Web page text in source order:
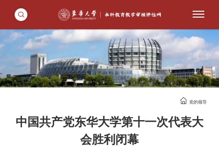
党的领导
中国共产党东华大学第十一次代表大
会胜利闭幕